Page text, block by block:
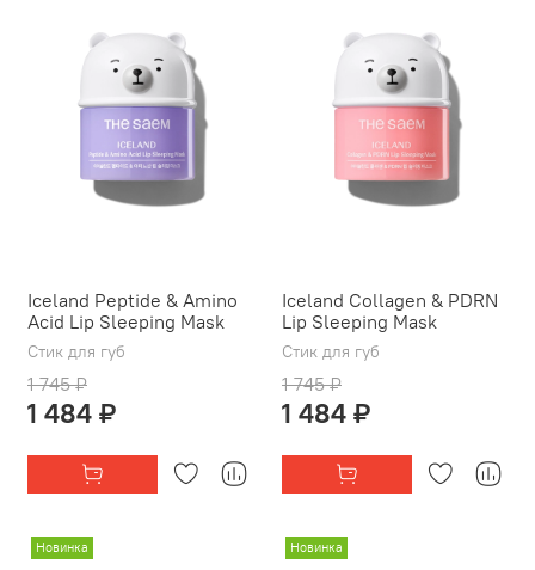
Iceland Peptide & Amino
Acid Lip Sleeping Mask
Стик для губ
1 745 ₽
1 484 ₽
Iceland Collagen & PDRN
Lip Sleeping Mask
Стик для губ
1 745 ₽
1 484 ₽
Новинка Новинка